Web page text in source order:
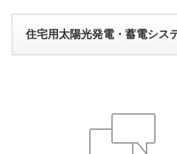
住宅用太陽光発電・蓄電シス